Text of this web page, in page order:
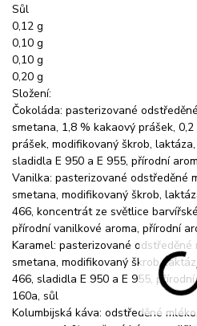
Sůl
0,12 g
0,10 g
0,10 g
0,20 g
Složení:
Čokoláda: pasterizované
smetana, 1,8 % kakaový prášek,
prášek, modifikovaný škrob,
sladidla E 950 a E 955, přírodní
Vanilka: pasterizované odstředěné
smetana, modifikovaný škrob,
466, koncentrát ze světlice
přírodní vanilkové aroma, přírodní
Karamel: pasterizované odstředěné
smetana, modifikovaný škrob,
466, sladidla E 950 a E 955,
160a, sůl
Kolumbijská káva: odstředěné